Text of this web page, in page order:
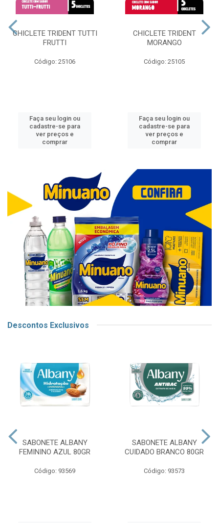
CHICLETE TRIDENT TUTTI
FRUTTI
Código: 25106
Faça seu login ou
cadastre-se para
ver preços e
comprar
CHICLETE TRIDENT
MORANGO
Código: 25105
Faça seu login ou
cadastre-se para
ver preços e
comprar
Descontos Exclusivos
SABONETE ALBANY
FEMININO AZUL 80GR
Código: 93569
SABONETE ALBANY
CUIDADO BRANCO 80GR
Código: 93573